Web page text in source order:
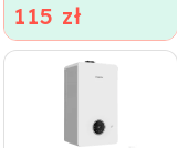
115 zł